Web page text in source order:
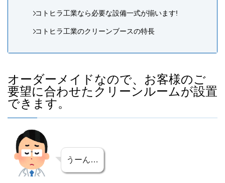
コトヒラ工業なら必要な設備一式が揃います!
コトヒラ工業のクリーンブースの特長
オーダーメイドなので、お客様のご
要望に合わせたクリーンルームが設置
できます。
うーん…